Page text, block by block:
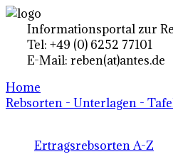
Informationsportal zur
Tel: +49 (0) 6252 77101
E-Mail: reben(at)antes.de
Home
Rebsorten - Unterlagen -
Ertragsrebsorten A-Z